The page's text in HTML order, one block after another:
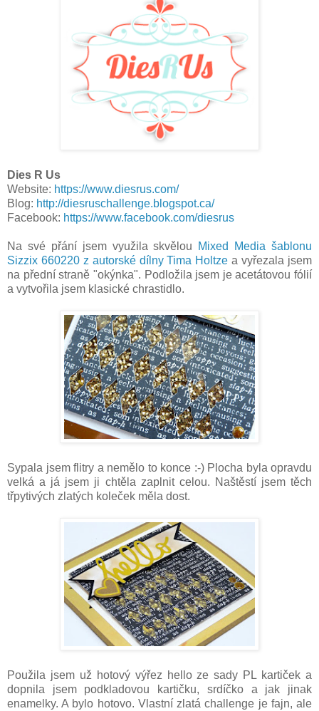
Dies R Us
Website: https://www.diesrus.com/
Blog: http://diesruschallenge.blogspot.ca/
Facebook: https://www.facebook.com/diesrus
Na své přání jsem využila skvělou
Mixed Media šablonu
Sizzix 660220 z autorské dílny Tima Holtze a vyřezala jsem
na přední straně "okýnka". Podložila jsem je acetátovou fólií
a vytvořila jsem klasické chrastidlo.
Sypala jsem flitry a nemělo to konce :-) Plocha byla opravdu
velká a já jsem ji chtěla zaplnit celou. Naštěstí jsem těch
třpytivých zlatých koleček měla dost.
Použila jsem už hotový výřez hello ze sady PL kartiček a
dopnila jsem podkladovou kartičku, srdíčko a jak jinak
enamelky. A bylo hotovo. Vlastní zlatá challenge je fajn, ale